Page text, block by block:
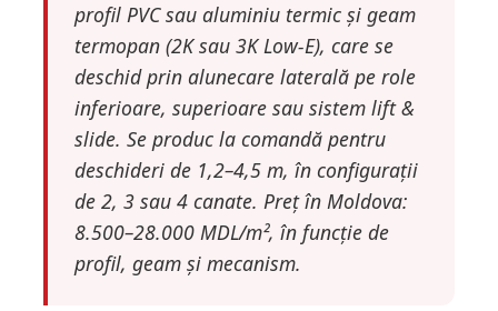
profil PVC sau aluminiu termic și geam
termopan (2K sau 3K Low-E), care se
deschid prin alunecare laterală pe role
inferioare, superioare sau sistem lift &
slide. Se produc la comandă pentru
deschideri de 1,2–4,5 m, în configurații
de 2, 3 sau 4 canate. Preț în Moldova:
8.500–28.000 MDL/m², în funcție de
profil, geam și mecanism.